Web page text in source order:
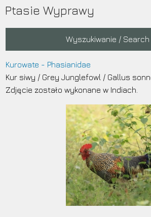
Przejdź
Ptasie Wyprawy
navigation
Wyszukiwanie / Search
Kurowate - Phasianidae
Kur siwy / Grey Junglefowl / Gallus
Zdjęcie zostało wykonane w Indiach.